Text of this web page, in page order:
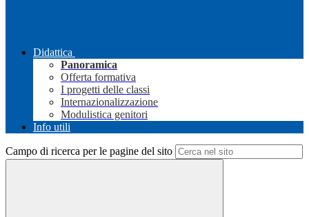
Didattica
Panoramica
Offerta formativa
I progetti delle classi
Internazionalizzazione
Modulistica genitori
Info utili
Campo di ricerca per le pagine del sito